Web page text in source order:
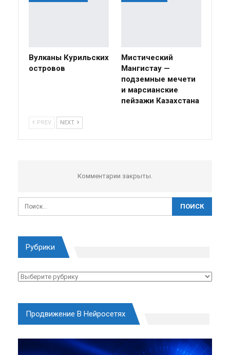
Вулканы Курильских
островов
Мистический
Мангистау —
подземные мечети
и марсианские
пейзажи Казахстана
PREV NEXT
Комментарии закрыты.
Рубрики
Рубрики
Продвижение В Нейросетях